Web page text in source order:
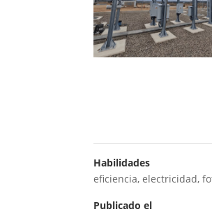
Habilidades
eficiencia,electricidad,
Publicado el